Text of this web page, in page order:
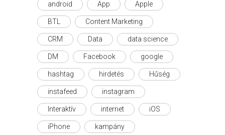
android App Apple
BTL Content Marketing
CRM Data data science
DM Facebook google
hashtag hirdetés Hűség
instafeed instagram
Interaktív internet iOS
iPhone kampány